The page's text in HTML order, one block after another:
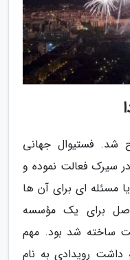
در سال 1977 افتتاح شد. فستیوال جهانی
سیرک فعالت نموده و
مسئله ای برای آن ها
برای یک مؤسسه
ساخته شد بود. مهم
رویدادی به نام